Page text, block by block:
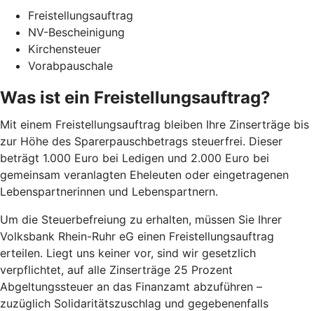
Freistellungsauftrag
NV-Bescheinigung
Kirchensteuer
Vorabpauschale
Was ist ein Freistellungsauftrag?
Mit einem Freistellungsauftrag bleiben Ihre Zinserträge bis
zur Höhe des Sparerpauschbetrags steuerfrei. Dieser
beträgt 1.000 Euro bei Ledigen und 2.000 Euro bei
gemeinsam veranlagten Eheleuten oder eingetragenen
Lebenspartnerinnen und Lebenspartnern.
Um die Steuerbefreiung zu erhalten, müssen Sie Ihrer
Volksbank Rhein-Ruhr eG einen Freistellungsauftrag
erteilen. Liegt uns keiner vor, sind wir gesetzlich
verpflichtet, auf alle Zinserträge 25 Prozent
Abgeltungssteuer an das Finanzamt abzuführen –
zuzüglich Solidaritätszuschlag und gegebenenfalls